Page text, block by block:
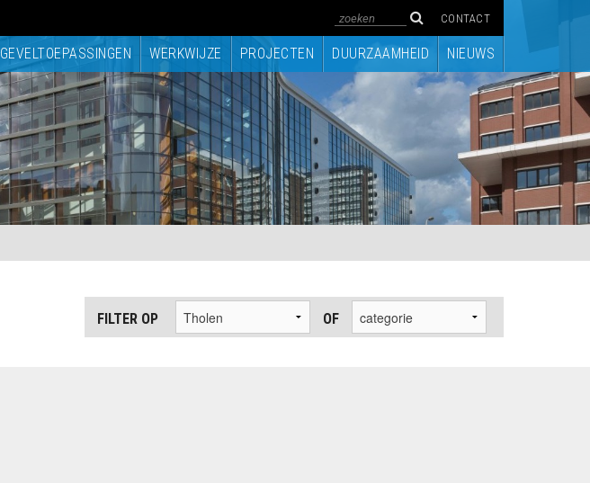
CONTACT
GEVELTOEPASSINGEN WERKWIJZE PROJECTEN DUURZAAMHEID NIEUWS
FILTER OP OF